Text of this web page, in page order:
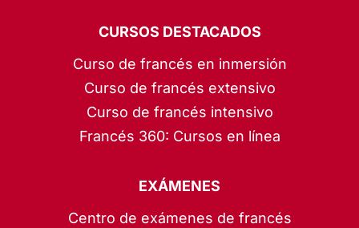
CURSOS DESTACADOS
Curso de francés en inmersión
Curso de francés extensivo
Curso de francés intensivo
Francés 360: Cursos en línea
EXÁMENES
Centro de exámenes de francés